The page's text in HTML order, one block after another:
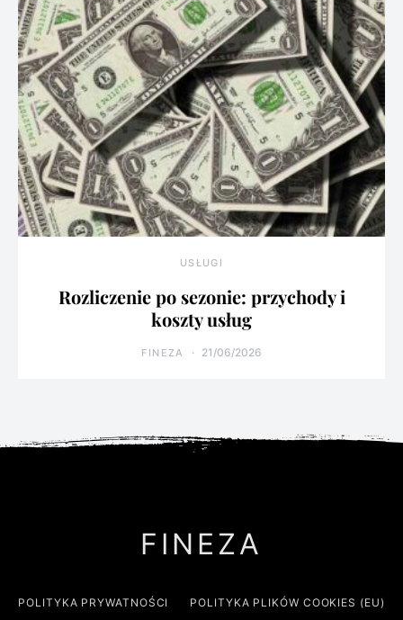
USŁUGI
Rozliczenie po sezonie: przychody i
koszty usług
FINEZA 21/06/2026
FINEZA
POLITYKA PRYWATNOŚCI POLITYKA PLIKÓW COOKIES (EU)